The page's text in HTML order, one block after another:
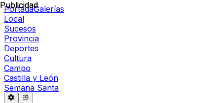
PortadaGalerías
Local
Sucesos
Provincia
Deportes
Cultura
Campo
Castilla y León
Semana Santa
Publicidad
Publicidad